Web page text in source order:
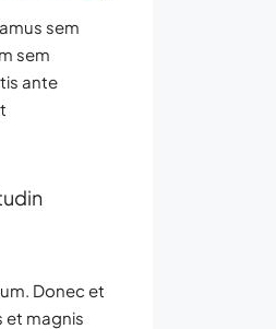
sem
sem
ante
Donec et
et magnis